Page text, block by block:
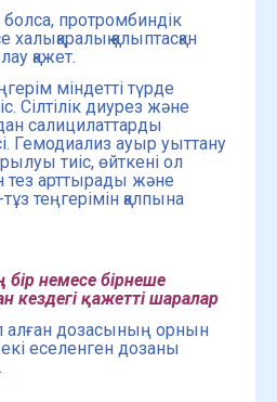
болса, протромбиндік
қалыптасқан
қажет.
міндетті түрде
Сілтілік диурез және
салицилаттарды
Гемодиализ ауыр уыттану
тиіс, өйткені ол
тез арттырады және
теңгерімін қалпына
бір немесе бірнеше
кездегі қажетті шаралар
алған дозасының орнын
еселенген дозаны